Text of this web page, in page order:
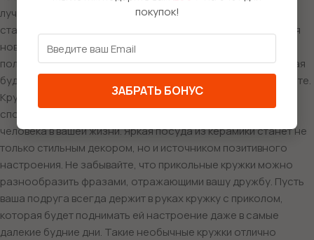
лучшего, и керамическая кружка с уникальным дизайном
станет отличным подарком на день рождения или даже для
новогоднего праздника. Представьте, как приятно будет
получить офигенную кружку с подколами о дружбе, которая
будет напоминать о веселых моментах, проведенных вместе.
Кружка «самой крутой подруге на свете» — это отличный
способ выразить свои чувства и подчеркнуть важность
человека в вашей жизни. Яркая посуда из керамики станет не
только стильным декором, но и источником позитивного
настроения. Не забывайте, что прикольные кружки можно
разнообразить фразами, отражающими вашу дружбу. Пусть
ваша подруга всегда держит в руках кружку с приколом,
которая будет поднимать ей настроение даже в самые
далекие будние дни. Такие необычные кружки отлично
покупок!
ЗАБРАТЬ БОНУС